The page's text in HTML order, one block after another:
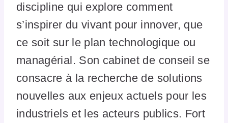
discipline qui explore comment
s’inspirer du vivant pour innover, que
ce soit sur le plan technologique ou
managérial. Son cabinet de conseil se
consacre à la recherche de solutions
nouvelles aux enjeux actuels pour les
industriels et les acteurs publics. Fort